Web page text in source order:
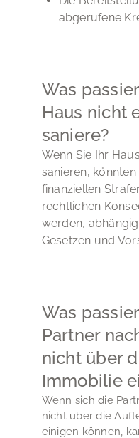
abgerufene
Was
Haus nicht
saniere?
Wenn Sie Ihr
sanieren,
finanziellen
rechtlichen
werden,
Gesetzen und
Was
Partner
nicht über
Immobilie
Wenn sich die
nicht über die
einigen können,